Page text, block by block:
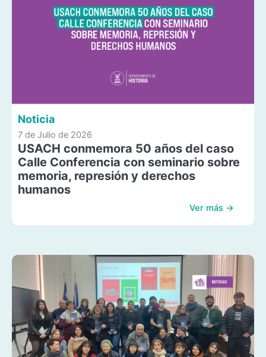
Noticia
7 de Julio de 2026
USACH conmemora 50 años del caso
Calle Conferencia con seminario sobre
memoria, represión y derechos
humanos
Ver más →